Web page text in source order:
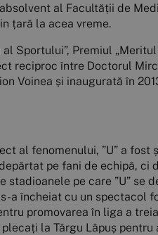
al Facultății de
țară la acea vreme.
Sportului”, Premiul „Meritul
reciproc între Doctorul
Voinea și inaugurată în
al fenomenului, ”U” a fost
pe fani de echipă, ci
pe care ”U” se
a încheiat cu un spectacol
promovarea în liga a
la Târgu Lăpuș pentru